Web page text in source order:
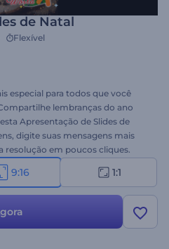
de Natal
Flexível
especial para todos que você
lembranças do ano
Apresentação de Slides de
digite suas mensagens mais
resolução em poucos cliques.
personalizada e compartilhe
emocionar a todos. Você irá
agora!
9:16 1:1